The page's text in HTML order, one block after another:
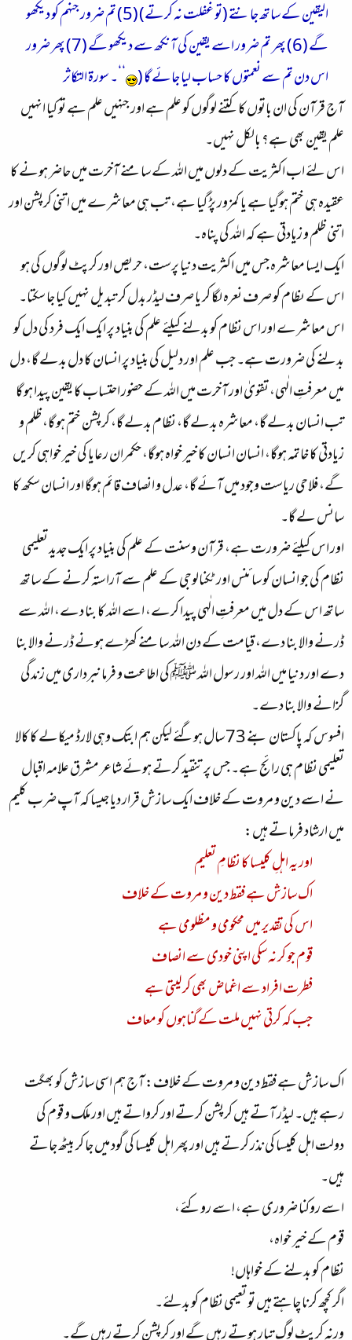
الیقین کے ساتھ جانتے (تو غفلت نہ کرتے) (5) تم ضرور جنہم کو دیکھو
گے (6) پھر تم ضرور اسے یقین کی آنکھ سے دیکھو گے (7) پھر ضرور
اس دن تم سے نعمتوں کا حساب لیا جائے گا ( ‘‘۔ سورة التكاثر
آج قرآن کی ان باتوں کا کتنے لوگوں کو علم ہے اور جنہیں علم ہے تو کیا انہیں
علم یقین بھی ہے؟ بالکل نہیں۔
اس لئے اب اکثریت کے دلوں میں اللہ کے سامنے آخرت میں حاضر ہونے کا
عقیدہ ہی ختم ہوگیا ہے یا کمزور پڑ گیا ہے، تب ہی معاشرے میں اتنی کرپشن اور
اتنی ظلم و زیادتی ہے کہ اللہ کی پناہ۔
ایک ایسا معاشرہ جس میں اکثریت دنیا پرست، حریص اور کرپٹ لوگوں کی ہو
اس کے ںظام کو صرف نعرہ لگا کر یا صرف لیڈر بدل کر تبدیل نہیں کیا جا سکتا۔
اس معاشرے اور اس نظام کو بدلنے کیلئے علم کی بنیاد پر ایک ایک فرد کی دل کو
بدلنے کی ضرورت ہے۔ جب علم اور دلیل کی بنیاد پر انسان کا دل بدلے گا، دل
میں معرفتِ الٰہی، تقویٰ اور آخرت میں اللہ کے حضور احتساب کا یقین پیدا ہو گا
تب انسان بدلے گا، معاشرہ بدلے گا، نظام بدلے گا، کرپشن ختم ہو گا، ظلم و
زیادتی کا خاتمہ ہوگا، انسان انسان کا خیر خواہ ہوگا، حکمران رعایا کی خیر خواہی کریں
گے، فلاحی ریاست وجود میں آئے گا، عدل و انصاف قائم ہوگا اور انسان سکھ کا
سانس لے گا۔
اور اس کیلئے ضرورت ہے، قرآن و سنت کے علم کی بنیاد پر ایک جدید تعلیمی
نظام کی جو انسان کو سائنس اور ٹکنالوجی کے علم سے آراستہ کرنے کے ساتھ
ساتھ اس کے دل میں معرفتِ الٰہی پیدا کرے، اسے اللہ کا بنا دے، اللہ سے
ڈرنے والا بنا دے، قیامت کے دن اللہ سامنے کھڑے ہونے ڈرنے والا بنا
دے اور دنیا میں اللہ اور رسول اللہ ﷺ کی اطاعت و فرمانبرداری میں زندگی
گزانے والا بنا دے۔
افسوس کہ پاکستان بنے 73 سال ہوگئے لیکن ہم ابتک وہی لارڈ میکالے کا کالا
تعلیمی نظام ہی رائج ہے۔ جس پر تنقید کرتے ہوئے شاعر مشرق علامہ اقبال
نے اسے دین و مروت کے خلاف ایک سازش قرار دیا جیسا کہ آپ ضرب کلیم
میں ارشاد فرماتے ہیں:
اور یہ اہلِ کلیسا کا نظامِ تعلیم
اک سازش ہے فقط دین و مروت کے خلاف
اس کی تقدیر میں محکومی و مظلومی ہے
قوم جو کر نہ سکی اپنی خودی سے انصاف
فطرت افراد سے اغماض بھی کر لیتی ہے
جب کہ کرتی نہیں ملت کے گناہوں کو معاف
اک سازش ہے فقط دین و مروت کے خلاف:آج ہم اسی سازش کو بھگت
رہے ہیں۔ لیڈر آتے ہیں کرپشن کرتے اور کرواتے ہیں اور ملک و قوم کی
دولت اہل کلیسا کی نذر کرتے ہیں اور پھر اہل کلیسا کی گود میں جا کر بیٹھ جاتے
ہیں۔
اسے روکنا ضروری ہے، اسے روکئے،
قوم کے خیر خواہ،
نظام کو بدلنے کے خواہاں!
اگر کچھ کرنا چاہتے ہیں تو تعیمی نظام کو بدلئے۔